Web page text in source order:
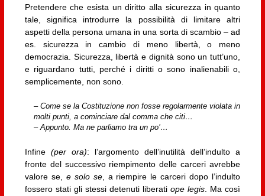
Pretendere che esista un diritto alla sicurezza in quanto
tale, significa introdurre la possibilità di limitare altri
aspetti della persona umana in una sorta di scambio – ad
es. sicurezza in cambio di meno libertà, o meno
democrazia. Sicurezza, libertà e dignità sono un tutt’uno,
e riguardano tutti, perché i diritti o sono inalienabili o,
semplicemente, non sono.
– Come se la Costituzione non fosse regolarmente violata in
molti punti, a cominciare dal comma che citi…
– Appunto. Ma ne parliamo tra un po’…
Infine (per ora): l’argomento dell’inutilità dell’indulto a
fronte del successivo riempimento delle carceri avrebbe
valore se, e solo se, a riempire le carceri dopo l’indulto
fossero stati gli stessi detenuti liberatiope legis. Ma così